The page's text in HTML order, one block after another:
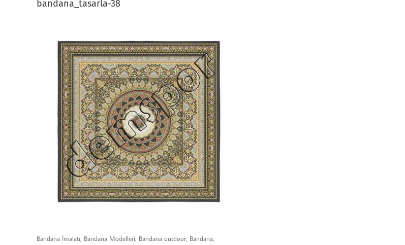
bandana_tasarla-38
Bandana İmalatı, Bandana Modelleri, Bandana outdoor, Bandana,